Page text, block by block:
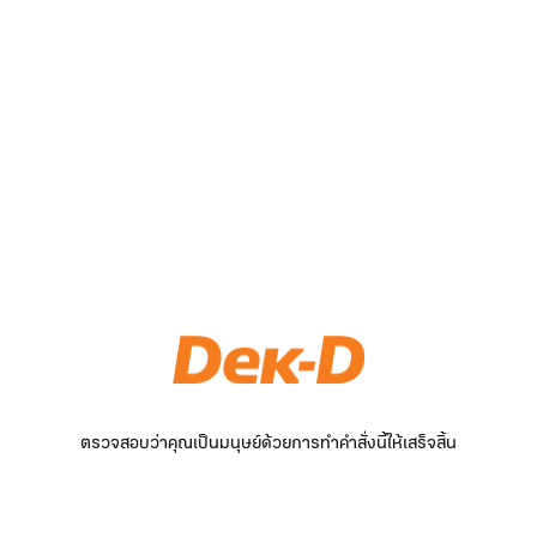
ตรวจสอบว่าคุณเป็นมนุษย์ด้วยการทำคำสั่งนี้ให้เสร็จสิ้น